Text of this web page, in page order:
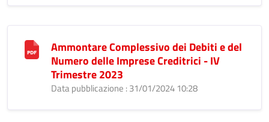
Ammontare Complessivo dei Debiti e del
Numero delle Imprese Creditrici - IV
Trimestre 2023
Data pubblicazione : 31/01/2024 10:28